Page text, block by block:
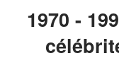
1970 - 1990 : Transition de la